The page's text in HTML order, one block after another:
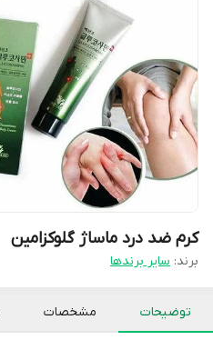
کرم ضد درد ماساژ گلوکزامین
برند: سایر برندها
توضیحات مشخصات